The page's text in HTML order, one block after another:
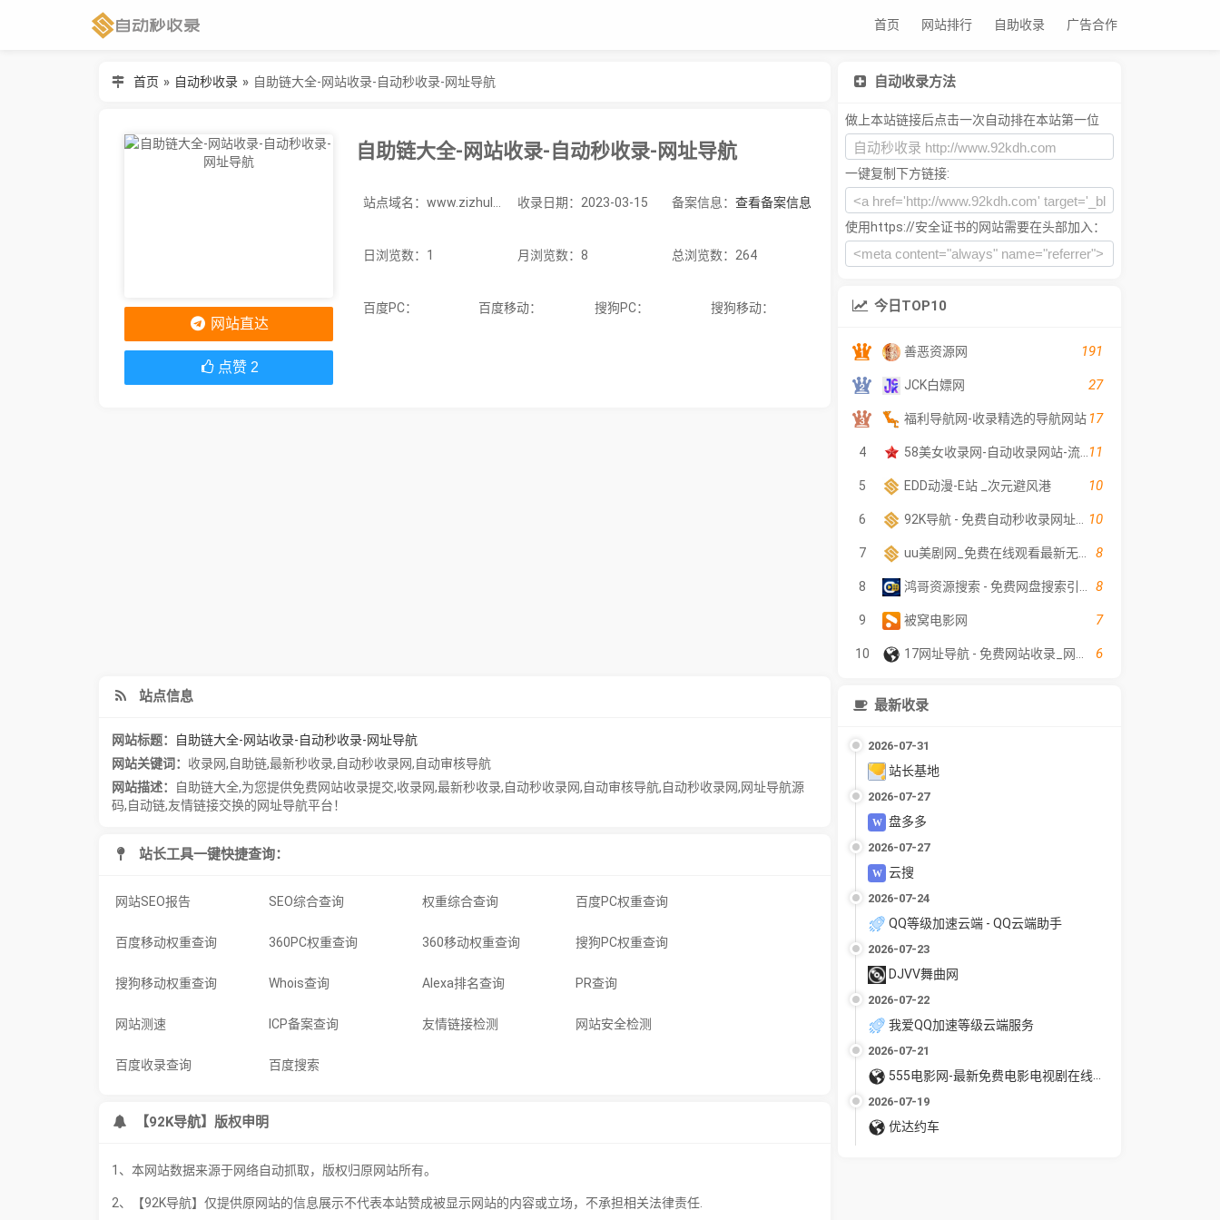
首页 网站排行 自助收录 广告合作
首页 » 自动秒收录 » 自助链大全-网站收录-自动秒收录-网址导航
自助链大全-网站收录-自动秒收录-网址导航
站点域名：www.zizhulian.top 收录日期：2023-03-15 备案信息：查看备案信息
日浏览数：1 月浏览数：8 总浏览数：264
百度PC： 百度移动： 搜狗PC： 搜狗移动：
网站直达
点赞 2
站点信息
网站标题：
自助链大全-网站收录-自动秒收录-网址导航
网站关键词： 收录网,自助链,最新秒收录,自动秒收录网,自动审核导航
网站描述：
自助链大全,为您提供免费网站收录提交,收录网,最新秒收录,自动秒收录网,自动审核导航,自动秒收录网,网址导航源
码,自动链,友情链接交换的网址导航平台！
站长工具一键快捷查询：
网站SEO报告 SEO综合查询 权重综合查询 百度PC权重查询
百度移动权重查询 360PC权重查询 360移动权重查询 搜狗PC权重查询
搜狗移动权重查询 Whois查询 Alexa排名查询 PR查询
网站测速 ICP备案查询 友情链接检测 网站安全检测
百度收录查询 百度搜索
【92K导航】版权申明
1、本网站数据来源于网络自动抓取，版权归原网站所有。
2、【92K导航】仅提供原网站的信息展示不代表本站赞成被显示网站的内容或立场，不承担相关法律责任.
自动收录方法
做上本站链接后点击一次自动排在本站第一位
一键复制下方链接:
使用https://安全证书的网站需要在头部加入：
今日TOP10
善恶资源网 191
JCK白嫖网 27
福利导航网-收录精选的导航网站 17
4 11
5 EDD动漫-E站 _次元避风港 10
6 10
7 8
8 8
9 被窝电影网 7
10 6
最新收录
2026-07-31
站长基地
2026-07-27
盘多多
2026-07-27
云搜
2026-07-24
QQ等级加速云端 - QQ云端助手
2026-07-23
DJVV舞曲网
2026-07-22
我爱QQ加速等级云端服务
2026-07-21
555电影网-最新免费电影电视剧在线观看
2026-07-19
优达约车